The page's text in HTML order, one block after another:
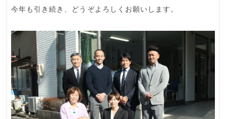
今年も引き続き、どうぞよろしくお願いします。